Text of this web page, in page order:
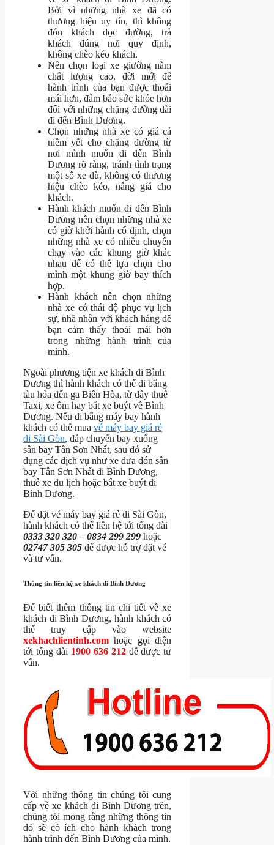
Bởi vì những nhà xe đã có
thương hiệu uy tín, thì không
đón khách dọc đường, trả
khách đúng nơi quy định,
không chèo kéo khách.
Nên chọn loại xe giường nằm
chất lượng cao, đời mới để
hành trình của bạn được thoải
mái hơn, đảm bảo sức khỏe hơn
đối với những chặng đường dài
đi đến Bình Dương.
Chọn những nhà xe có giá cả
niêm yết cho chặng đường từ
nơi mình muốn đi đến Bình
Dương rõ ràng, tránh tình trạng
một số xe dù, không có thương
hiệu chèo kéo, nâng giá cho
khách.
Hành khách muốn đi đến Bình
Dương nên chọn những nhà xe
có giờ khởi hành cố định, chọn
những nhà xe có nhiều chuyến
chạy vào các khung giờ khác
nhau để có thể lựa chọn cho
mình một khung giờ bay thích
hợp.
Hành khách nên chọn những
nhà xe có thái độ phục vụ lịch
sự, nhã nhẵn với khách hàng để
bạn cảm thấy thoải mái hơn
trong những hành trình của
mình.
Ngoài phương tiện xe khách đi Bình
Dương thì hành khách có thể đi bằng
tàu hỏa đến ga Biên Hòa, từ đây thuê
Taxi, xe ôm hay bắt xe buýt về Bình
Dương. Nếu đi bằng máy bay hành
khách có thể mua vé máy bay giá rẻ
đi Sài Gòn, đáp chuyến bay xuống
sân bay Tân Sơn Nhất, sau đó sử
dụng các dịch vụ như xe đưa đón sân
bay Tân Sơn Nhất đi Bình Dương,
thuê xe du lịch hoặc bắt xe buýt đi
Bình Dương.
Để đặt vé máy bay giá rẻ đi Sài Gòn,
hành khách có thể liên hệ tới tổng đài
0333 320 320 – 0834 299 299 hoặc
02747 305 305 để được hỗ trợ đặt vé
và tư vấn.
Thông tin liên hệ xe khách đi Bình Dương
Để biết thêm thông tin chi tiết về xe
khách đi Bình Dương, hành khách có
thể truy cập vào website
xekhachlientinh.com hoặc gọi điện
tới tổng đài 1900 636 212để được tư
vấn.
Với những thông tin chúng tôi cung
cấp về xe khách đi Bình Dương trên,
chúng tôi mong rằng những thông tin
đó sẽ có ích cho hành khách trong
hành trình đến Bình Dương của mình.